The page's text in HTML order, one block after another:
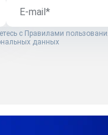
с Правилами
данных